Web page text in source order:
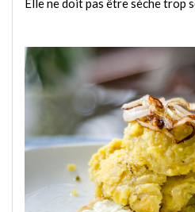
Elle ne doit pas être sèche trop